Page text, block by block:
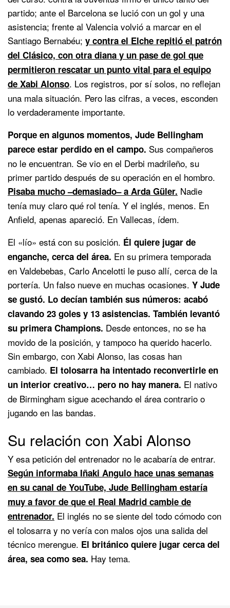
partido; ante el Barcelona se lució con un gol y una
asistencia; frente al Valencia volvió a marcar en el
Santiago Bernabéu; y contra el Elche repitió el patrón
del Clásico, con otra diana y un pase de gol que
permitieron rescatar un punto vital para el equipo
de Xabi Alonso. Los registros, por sí solos, no reflejan
una mala situación. Pero las cifras, a veces, esconden
lo verdaderamente importante.
Porque en algunos momentos, Jude Bellingham
parece estar perdido en el campo. Sus compañeros
no le encuentran. Se vio en el Derbi madrileño, su
primer partido después de su operación en el hombro.
Pisaba mucho –demasiado– a Arda Güler. Nadie
tenía muy claro qué rol tenía. Y el inglés, menos. En
Anfield, apenas apareció. En Vallecas, ídem.
El «lío» está con su posición. Él quiere jugar de
enganche, cerca del área. En su primera temporada
en Valdebebas, Carlo Ancelotti le puso allí, cerca de la
portería. Un falso nueve en muchas ocasiones. Y Jude
se gustó. Lo decían también sus números: acabó
clavando 23 goles y 13 asistencias. También levantó
su primera Champions. Desde entonces, no se ha
movido de la posición, y tampoco ha querido hacerlo.
Sin embargo, con Xabi Alonso, las cosas han
cambiado. El tolosarra ha intentado reconvertirle en
un interior creativo… pero no hay manera. El nativo
de Birmingham sigue acechando el área contrario o
jugando en las bandas.
Su relación con Xabi Alonso
Y esa petición del entrenador no le acabaría de entrar.
Según informaba Iñaki Angulo hace unas semanas
en su canal de YouTube, Jude Bellingham estaría
muy a favor de que el Real Madrid cambie de
entrenador. El inglés no se siente del todo cómodo con
el tolosarra y no vería con malos ojos una salida del
técnico merengue. El británico quiere jugar cerca del
área, sea como sea. Hay tema.